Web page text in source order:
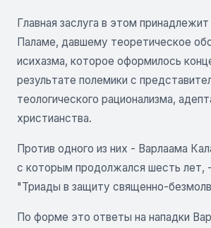
Главная заслуга в этом
Паламе, давшему теоретическое
исихазма, которое оформилось
результате полемики с
теологического рационализма,
христианства.
Против одного из них - Варлаама
с которым продолжался шесть лет,
"Триады в защиту священно-
По форме это ответы на нападки